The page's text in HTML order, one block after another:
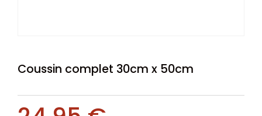
Coussin complet 30cm x 50cm